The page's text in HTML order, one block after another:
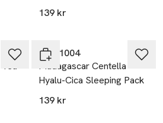
Toner
139 kr
SKIN1004
Madagascar Centella
Hyalu-Cica Sleeping Pack
139 kr